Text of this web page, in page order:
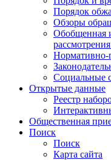
Порядок
Обзоры
Обобщенная
Нормативно-
Социальные
Открытые данные
Реестр
Общественная
Поиск
Поиск
Карта сайта